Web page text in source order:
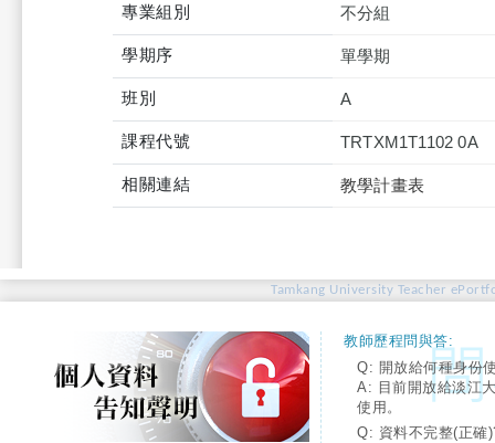
專業組別 不分組
學期序 單學期
班別 A
課程代號 TRTXM1T1102 0A
相關連結 教學計畫表
Tamkang University Teacher
教師歷程問與答:
Q: 開放給何種身份
A: 目前開放給淡江
使用。
Q: 資料不完整(正確